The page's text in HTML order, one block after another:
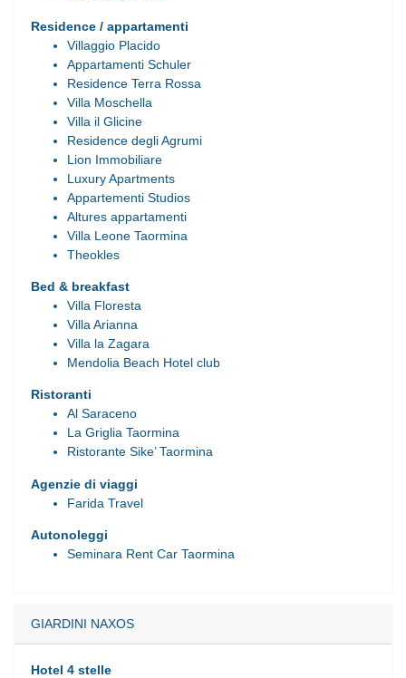
Residence / appartamenti
Villaggio Placido
Appartamenti Schuler
Residence Terra Rossa
Villa Moschella
Villa il Glicine
Residence degli Agrumi
Lion Immobiliare
Luxury Apartments
Appartementi Studios
Altures appartamenti
Villa Leone Taormina
Theokles
Bed & breakfast
Villa Floresta
Villa Arianna
Villa la Zagara
Mendolia Beach Hotel club
Ristoranti
Al Saraceno
La Griglia Taormina
Ristorante Sike’ Taormina
Agenzie di viaggi
Farida Travel
Autonoleggi
Seminara Rent Car Taormina
GIARDINI NAXOS
Hotel 4 stelle